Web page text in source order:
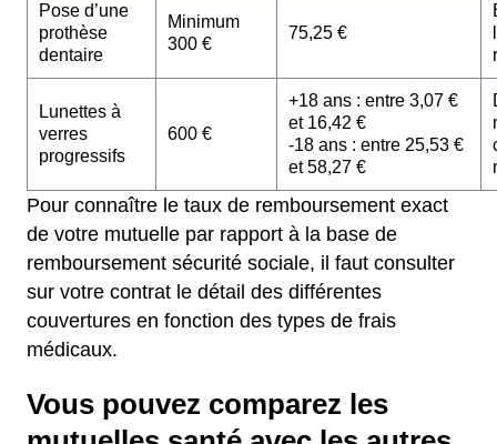
Pose d’une
prothèse
dentaire
Minimum
300 €
75,25 €
Lunettes à
verres
progressifs
600 €
+18 ans : entre 3,07 €
et 16,42 €
-18 ans : entre 25,53 €
et 58,27 €
Pour connaître le taux de remboursement exact
de votre mutuelle par rapport à la base de
remboursement sécurité sociale, il faut consulter
sur votre contrat le détail des différentes
couvertures en fonction des types de frais
médicaux.
Vous pouvez comparez les